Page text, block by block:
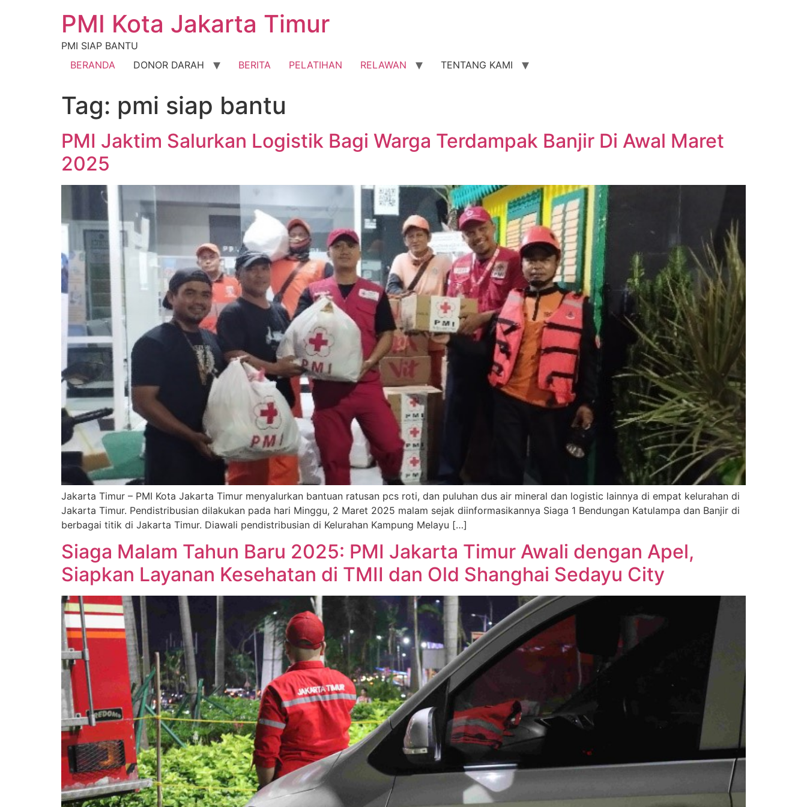
PMI Kota Jakarta Timur
PMI SIAP BANTU
BERANDA
DONOR DARAH BERITA PELATIHAN RELAWAN TENTANG KAMI
Tag: pmi siap bantu
PMI Jaktim Salurkan Logistik Bagi Warga Terdampak Banjir Di Awal Maret
2025
Jakarta Timur – PMI Kota Jakarta Timur menyalurkan bantuan ratusan pcs roti, dan puluhan dus air mineral dan logistic lainnya di empat kelurahan di
Jakarta Timur. Pendistribusian dilakukan pada hari Minggu, 2 Maret 2025 malam sejak diinformasikannya Siaga 1 Bendungan Katulampa dan Banjir di
berbagai titik di Jakarta Timur. Diawali pendistribusian di Kelurahan Kampung Melayu […]
Siaga Malam Tahun Baru 2025: PMI Jakarta Timur Awali dengan Apel,
Siapkan Layanan Kesehatan di TMII dan Old Shanghai Sedayu City